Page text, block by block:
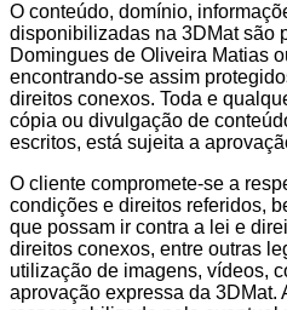
O conteúdo, domínio,
disponibilizadas na 3DMat são
Domingues de Oliveira Matias
encontrando-se assim
direitos conexos. Toda e
cópia ou divulgação de
escritos, está sujeita a
O cliente compromete-se a
condições e direitos referidos,
que possam ir contra a lei e
direitos conexos, entre outras
utilização de imagens, vídeos,
aprovação expressa da 3DMat.